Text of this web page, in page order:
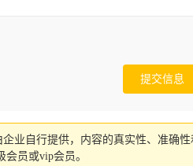
业自行提供，内容的真实性、准确
员或vip会员。